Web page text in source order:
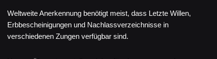
Weltweite Anerkennung benötigt meist, dass Letzte Willen,
Erbbescheinigungen und Nachlassverzeichnisse in
verschiedenen Zungen verfügbar sind.